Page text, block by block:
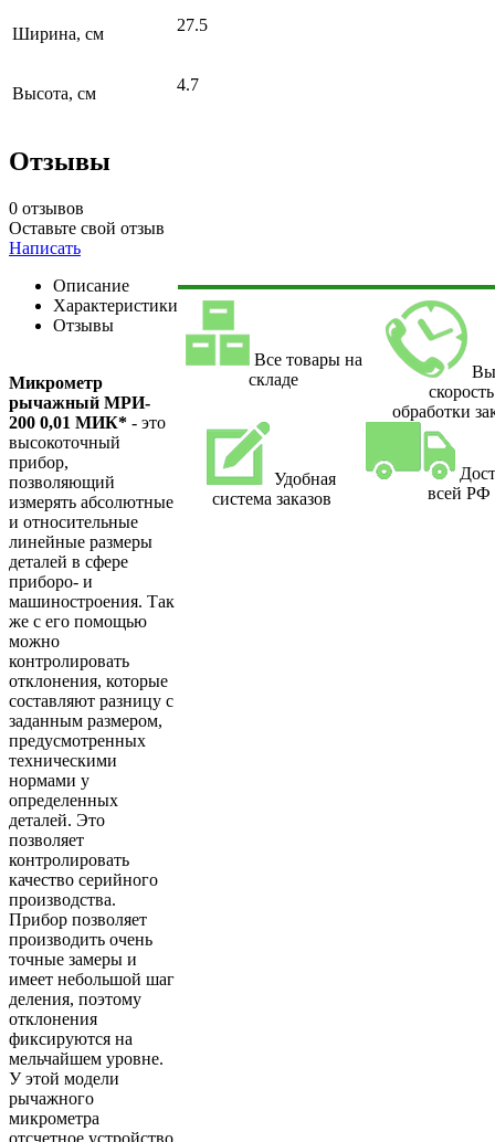
Ширина, см 27.5
Высота, см 4.7
Отзывы
0 отзывов
Оставьте свой отзыв
Написать
Описание
Характеристики
Отзывы
Микрометр
рычажный МРИ-
200 0,01 МИК* - это
высокоточный
прибор,
позволяющий
измерять абсолютные
и относительные
линейные размеры
деталей в сфере
приборо- и
машиностроения. Так
же с его помощью
можно
контролировать
отклонения, которые
составляют разницу с
заданным размером,
предусмотренных
техническими
нормами у
определенных
деталей. Это
позволяет
контролировать
качество серийного
производства.
Прибор позволяет
производить очень
точные замеры и
имеет небольшой шаг
деления, поэтому
отклонения
фиксируются на
мельчайшем уровне.
У этой модели
рычажного
микрометра
Все товары на
складе
скорость
обработки
Удобная
система заказов
всей РФ